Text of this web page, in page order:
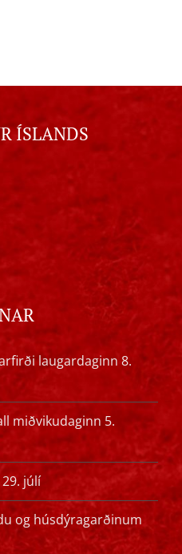
ÍSLANDS
laugardaginn 8.
miðvikudaginn 5.
júlí
og húsdýragarðinum